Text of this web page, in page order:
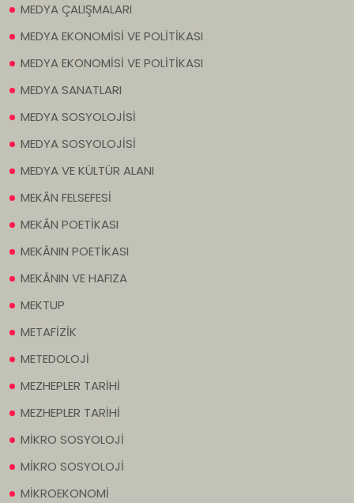
MEDYA ÇALIŞMALARI
MEDYA EKONOMİSİ VE POLİTİKASI
MEDYA EKONOMİSİ VE POLİTİKASI
MEDYA SANATLARI
MEDYA SOSYOLOJİSİ
MEDYA SOSYOLOJİSİ
MEDYA VE KÜLTÜR ALANI
MEKÂN FELSEFESİ
MEKÂN POETİKASI
MEKÂNIN POETİKASI
MEKÂNIN VE HAFIZA
MEKTUP
METAFİZİK
METEDOLOJİ
MEZHEPLER TARİHİ
MEZHEPLER TARİHİ
MİKRO SOSYOLOJİ
MİKRO SOSYOLOJİ
MİKROEKONOMİ